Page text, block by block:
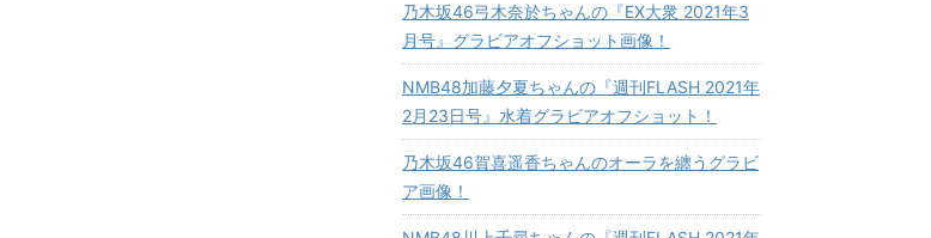
乃木坂46弓木奈於ちゃんの『EX大衆 2021年3
月号』グラビアオフショット画像！
NMB48加藤夕夏ちゃんの『週刊FLASH 2021年
2月23日号』水着グラビアオフショット！
乃木坂46賀喜遥香ちゃんのオーラを纏うグラビ
ア画像！